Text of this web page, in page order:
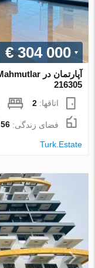
€ 304 000
216305
اتاقها:2
فضای زندگی:56 m
Turk.Estate